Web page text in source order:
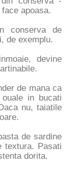
apoasa.
conserva de
de exemplu.
devine
de mana ca
in bucati
nu, taiatile
de sardine
textura. Pasati
dorita.